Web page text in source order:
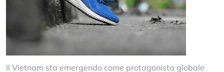
Il Vietnam sta emergendo come protagonista globale